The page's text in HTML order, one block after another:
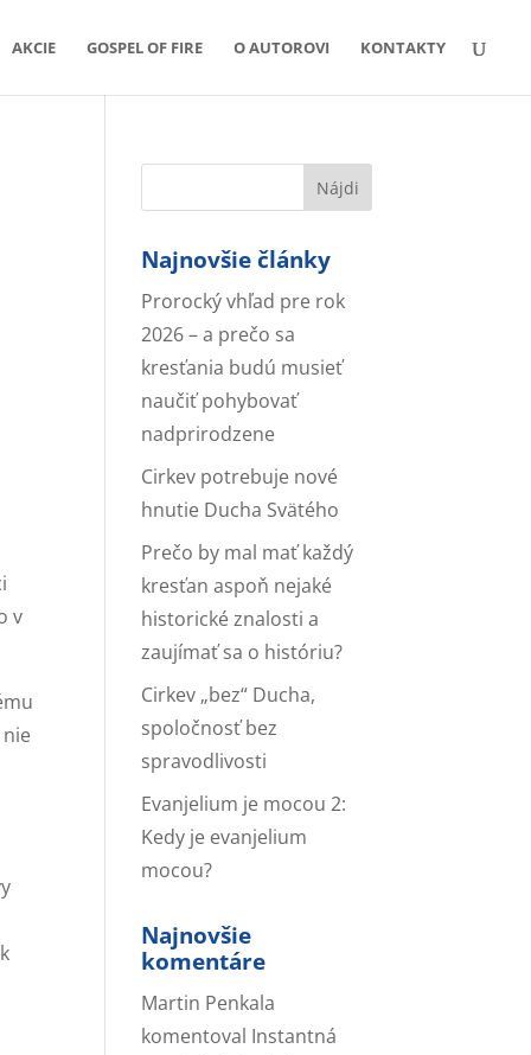
AKCIE GOSPEL OF FIRE O AUTOROVI KONTAKTY
v
Najnovšie články
Prorocký vhľad pre rok
2026 – a prečo sa
kresťania budú musieť
naučiť pohybovať
nadprirodzene
Cirkev potrebuje nové
hnutie Ducha Svätého
Prečo by mal mať každý
kresťan aspoň nejaké
historické znalosti a
zaujímať sa o históriu?
Cirkev „bez“ Ducha,
spoločnosť bez
spravodlivosti
Evanjelium je mocou 2:
Kedy je evanjelium
mocou?
Najnovšie
komentáre
Martin Penkala
komentoval Instantná